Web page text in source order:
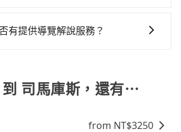
車或者要載其他乘客的人來說就有不
的住房。台灣人常用的線上訂房平台
都能在網路上操作。但有些較冷門
到了現場卻沒房可住的窘境，所以
經的路線是否超過海拔1500公尺來進
供的服務。
有提供導覽解說服務？
聯繫我們，將有專人協助回覆確
。
到 司馬庫斯，還有⋯
from NT$3250